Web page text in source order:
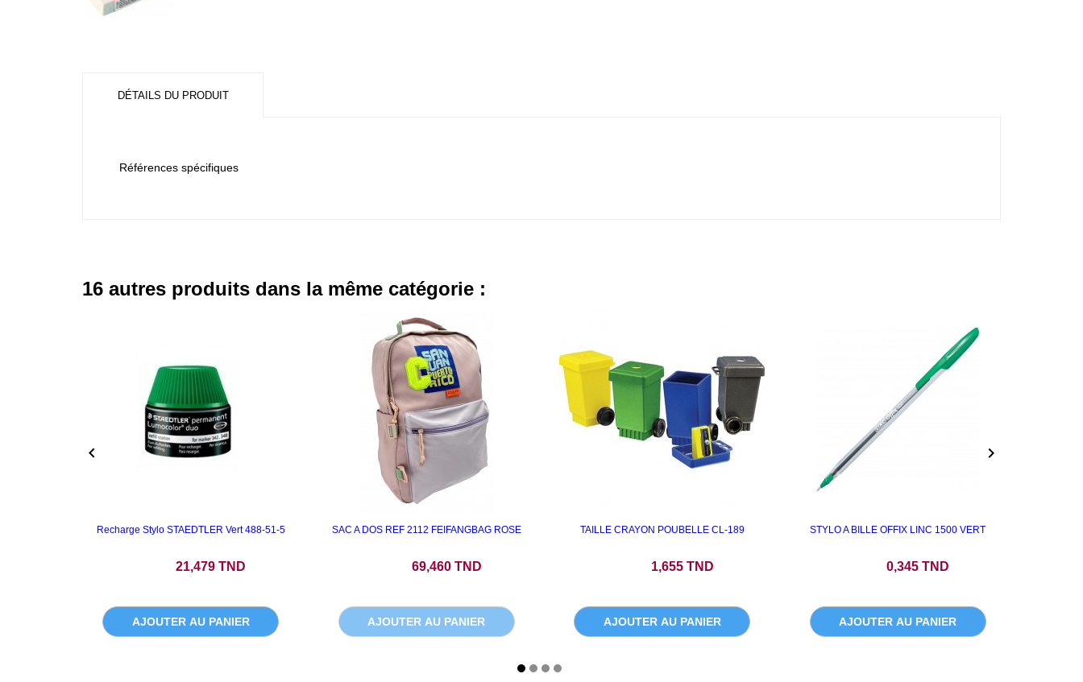
DÉTAILS DU PRODUIT
Références spécifiques
16 autres produits dans la même catégorie :
Recharge Stylo STAEDTLER Vert 488-51-5
21,479 TND
AJOUTER AU PANIER
SAC A DOS REF 2112 FEIFANGBAG ROSE
69,460 TND
AJOUTER AU PANIER
TAILLE CRAYON POUBELLE CL-189
1,655 TND
AJOUTER AU PANIER
STYLO A BILLE OFFIX LINC 1500 VERT
0,345 TND
AJOUTER AU PANIER
 